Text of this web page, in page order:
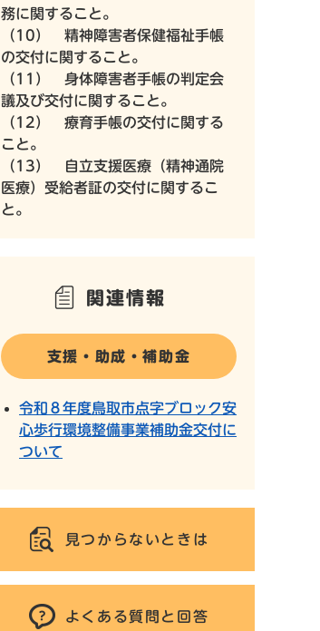
務に関すること。
（10） 精神障害者保健福祉手帳
の交付に関すること。
（11） 身体障害者手帳の判定会
議及び交付に関すること。
（12） 療育手帳の交付に関する
こと。
（13） 自立支援医療（精神通院
医療）受給者証の交付に関するこ
と。
関連情報
支援・助成・補助金
令和８年度鳥取市点字ブロック安
心歩行環境整備事業補助金交付に
ついて
見つからないときは
よくある質問と回答